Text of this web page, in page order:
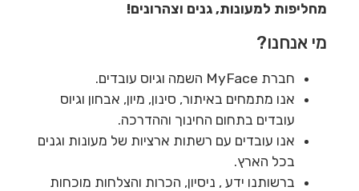
מחליפות למעונות, גנים וצהרונים!
מי אנחנו?
חברת MyFace השמה וגיוס עובדים.
אנו מתמחים באיתור, סינון, מיון, אבחון וגיוס
עובדים בתחום החינוך וההדרכה.
אנו עובדים עם רשתות ארציות של מעונות וגנים
בכל הארץ.
ברשותנו ידע , ניסיון, הכרות והצלחות מוכחות